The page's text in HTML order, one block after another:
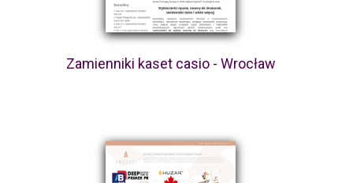
Zamienniki kaset casio - Wrocław